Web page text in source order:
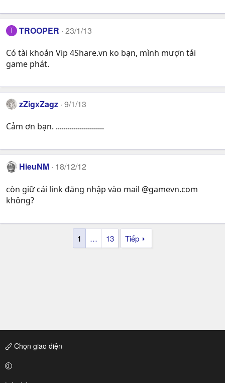
T TROOPER 23/1/13
Có tài khoản Vip 4Share.vn ko bạn, mình mượn tải
game phát.
zZigxZagz 9/1/13
Cảm ơn bạn. ........................
HieuNM 18/12/12
còn giữ cái link đăng nhập vào mail @gamevn.com
không?
1 … 13 Tiếp
Chọn giao diện